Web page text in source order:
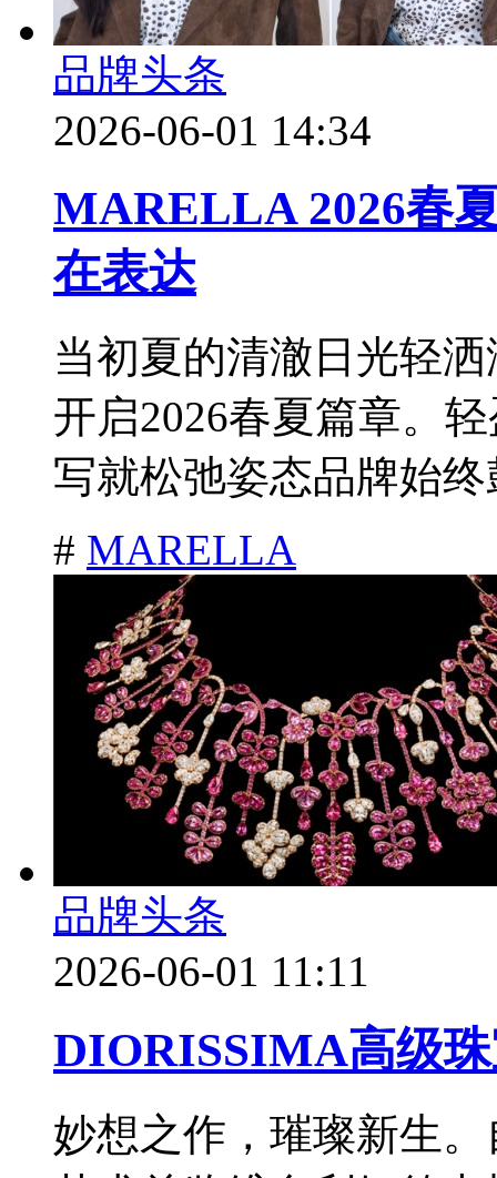
品牌头条
2026-06-01 14:34
MARELLA 2026春
在表达
当初夏的清澈日光轻
开启2026春夏篇章。
写就松弛姿态品牌始
# MARELLA
品牌头条
2026-06-01 11:11
DIORISSIMA高级
妙想之作，璀璨新生